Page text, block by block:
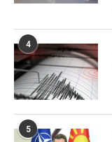
4
5